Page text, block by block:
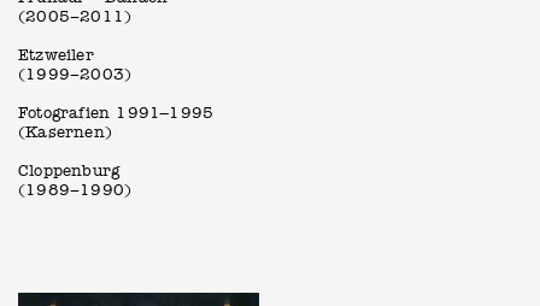
(2005−2011)
Etzweiler
(1999−2003)
Fotografien 1991–1995
(Kasernen)
Cloppenburg
(1989−1990)